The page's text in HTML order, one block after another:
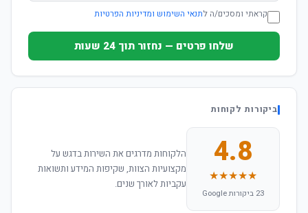
קראתי ומסכים/ה לתנאי השימוש ומדיניות הפרטיות
שלחו פרטים — נחזור תוך 24 שעות
ביקורות לקוחות
4.8
★★★★★
23 ביקורות Google
הלקוחות מדרגים את השירות בדגש על
מקצועיות הצוות, שקיפות המידע ותשואות
עקביות לאורך שנים.